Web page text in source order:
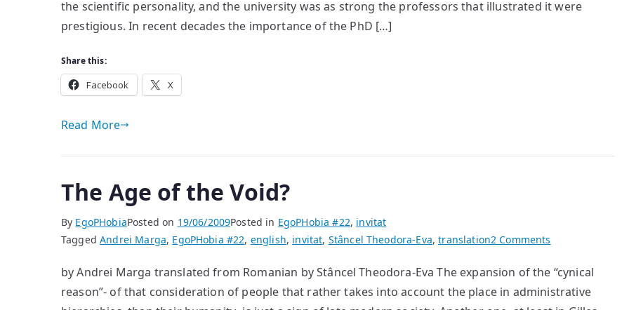
of
the scientific personality, and the university was as strong the professors that illustrated it were
prestigious. In recent decades the importance of the PhD […]
Share this:
Facebook X
Read More
The Age of the Void?
By EgoPHobiaPosted on 19/06/2009Posted in EgoPHobia #22, invitat
TaggedAndrei Marga, EgoPHobia #22, english, invitat, Stâncel Theodora-Eva,translation2 Comments
Age
of
by Andrei Marga translated from Romanian by Stâncel Theodora-Eva The expansion of the “cynical
reason”- of that consideration of people that rather takes into account the place in administrative